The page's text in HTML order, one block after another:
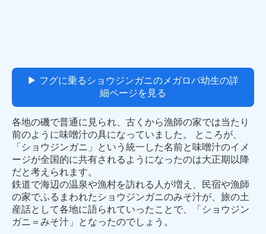
▶ フグに乗るショウジンガニのメガロパ幼生の詳
細ページを見る
各地の磯で普通に見られ、古くから漁師の家では当たり
前のように味噌汁の具になっていました。 ところが、
「ショウジンガニ」という統一した名前と味噌汁のイメ
ージが全国的に共有されるようになったのは大正期以降
だと考えられます。
鉄道で海辺の温泉や漁村を訪れる人が増え、民宿や漁師
の家でふるまわれたショウジンガニのみそ汁が、旅の土
産話として各地に語られていったことで、「ショウジン
ガニ＝みそ汁」となったのでしょう。